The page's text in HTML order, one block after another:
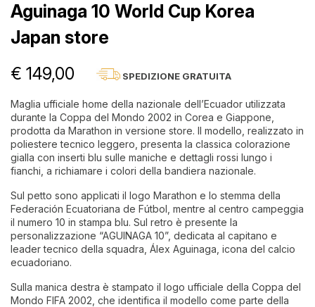
Aguinaga 10 World Cup Korea
Japan store
€ 149,00 SPEDIZIONE GRATUITA
Maglia ufficiale home della nazionale dell’Ecuador utilizzata
durante la Coppa del Mondo 2002 in Corea e Giappone,
prodotta da Marathon in versione store. Il modello, realizzato in
poliestere tecnico leggero, presenta la classica colorazione
gialla con inserti blu sulle maniche e dettagli rossi lungo i
fianchi, a richiamare i colori della bandiera nazionale.
Sul petto sono applicati il logo Marathon e lo stemma della
Federación Ecuatoriana de Fútbol, mentre al centro campeggia
il numero 10 in stampa blu. Sul retro è presente la
personalizzazione “AGUINAGA 10”, dedicata al capitano e
leader tecnico della squadra, Álex Aguinaga, icona del calcio
ecuadoriano.
Sulla manica destra è stampato il logo ufficiale della Coppa del
Mondo FIFA 2002, che identifica il modello come parte della